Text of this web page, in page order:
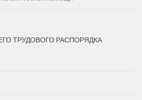
ТРУДОВОГО РАСПОРЯДКА